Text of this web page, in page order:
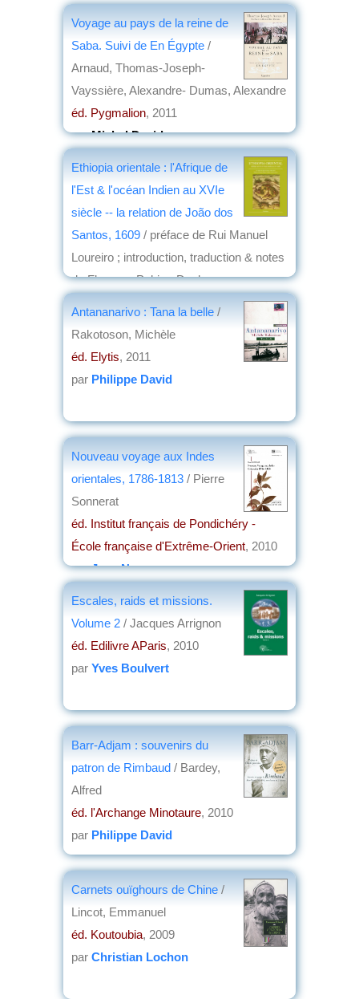
Voyage au pays de la reine de
Saba. Suivi de En Égypte /
Arnaud, Thomas-Joseph-
Vayssière, Alexandre- Dumas, Alexandre
éd. Pygmalion, 2011
parMichel David
Ethiopia orientale : l'Afrique de
l'Est & l'océan Indien au XVIe
siècle -- la relation de João dos
Santos, 1609 / préface de Rui Manuel
Loureiro ; introduction, traduction & notes
de Florence Pabiou-Duchamp
Antananarivo : Tana la belle /
Rakotoson, Michèle
éd. Elytis, 2011
par Philippe David
Nouveau voyage aux Indes
orientales, 1786-1813 / Pierre
Sonnerat
éd. Institut français de Pondichéry -
École française d'Extrême-Orient, 2010
parJean Nemo
Escales, raids et missions.
Volume 2 / Jacques Arrignon
éd. Edilivre AParis, 2010
par Yves Boulvert
Barr-Adjam : souvenirs du
patron de Rimbaud / Bardey,
Alfred
éd. l'Archange Minotaure, 2010
par Philippe David
Carnets ouïghours de Chine /
Lincot, Emmanuel
éd. Koutoubia, 2009
par Christian Lochon